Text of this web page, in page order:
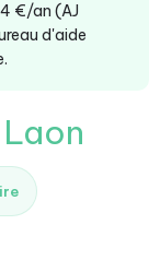
€/an (AJ
d'aide